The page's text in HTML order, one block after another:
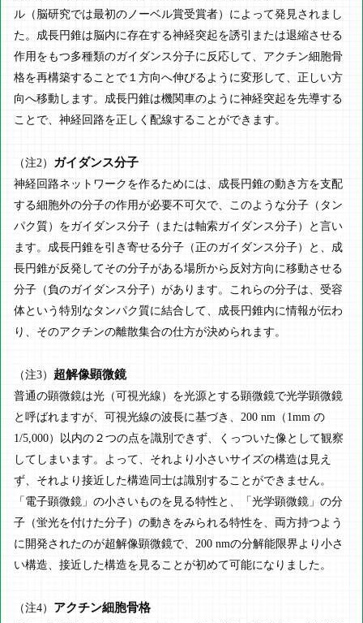
ル（脳研究では最初のノーベル賞受賞者）によって発見されまし
た。成長円錐は脳内に存在する神経突起を誘引または退縮させる
作用をもつ多種類のガイダンス分子に反応して、アクチン細胞骨
格を再構築することで１方向へ伸びるように変形して、正しい方
向へ移動します。成長円錐は機関車のように神経突起を先導する
ことで、神経回路を正しく配線することができます。
（注2） ガイダンス分子
神経回路ネットワークを作るためには、成長円錐の動き方を支配
する細胞外の分子の作用が必要不可欠で、このような分子（タン
パク質）をガイダンス分子（または軸索ガイダンス分子）と言い
ます。成長円錐を引き寄せる分子（正のガイダンス分子）と、成
長円錐が反発してその分子がある場所から反対方向に移動させる
分子（負のガイダンス分子）があります。これらの分子は、受容
体という特別なタンパク質に結合して、成長円錐内に情報が伝わ
り、そのアクチンの離散集合の仕方が決められます。
（注3） 超解像顕微鏡
普通の顕微鏡は光（可視光線）を光源とする顕微鏡で光学顕微鏡
と呼ばれますが、可視光線の波長に基づき、200 nm（1mm の
1/5,000）以内の２つの点を識別できず、くっついた像として観察
してしまいます。よって、それより小さいサイズの構造は見え
ず、それより接近した構造同士は識別することができません。
「電子顕微鏡」の小さいものを見る特性と、「光学顕微鏡」の分
子（蛍光を付けた分子）の動きをみられる特性を、両方持つよう
に開発されたのが超解像顕微鏡で、200 nmの分解能限界より小さ
い構造、接近した構造を見ることが初めて可能になりました。
（注4） アクチン細胞骨格